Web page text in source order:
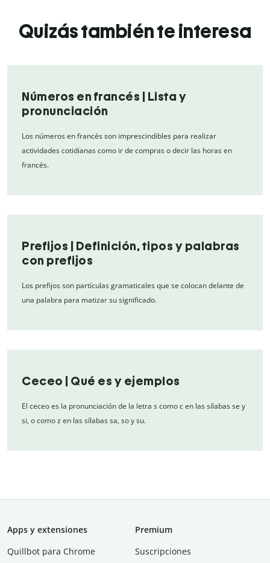
Quizás también te interesa
Números en francés | Lista y
pronunciación
Los números en francés son imprescindibles para realizar
actividades cotidianas como ir de compras o decir las horas en
francés.
Prefijos | Definición, tipos y palabras
con prefijos
Los prefijos son partículas gramaticales que se colocan delante de
una palabra para matizar su significado.
Ceceo | Qué es y ejemplos
El ceceo es la pronunciación de la letra s como c en las sílabas se y
si, o como z en las sílabas sa, so y su.
Apps y extensiones
Quillbot para Chrome
Premium
Suscripciones